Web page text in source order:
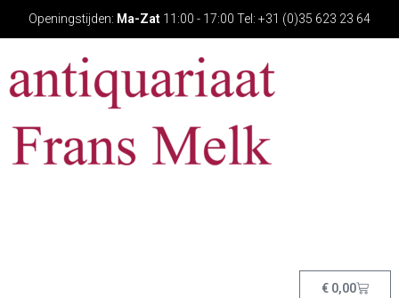
Openingstijden: Ma-Zat 11:00 - 17:00 Tel: +31 (0)35 623 23 64
€ 0,00